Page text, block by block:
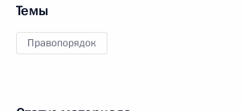
Темы
Правопорядок